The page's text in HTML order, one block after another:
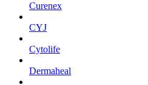
Curenex
CYJ
Cytolife
Dermaheal